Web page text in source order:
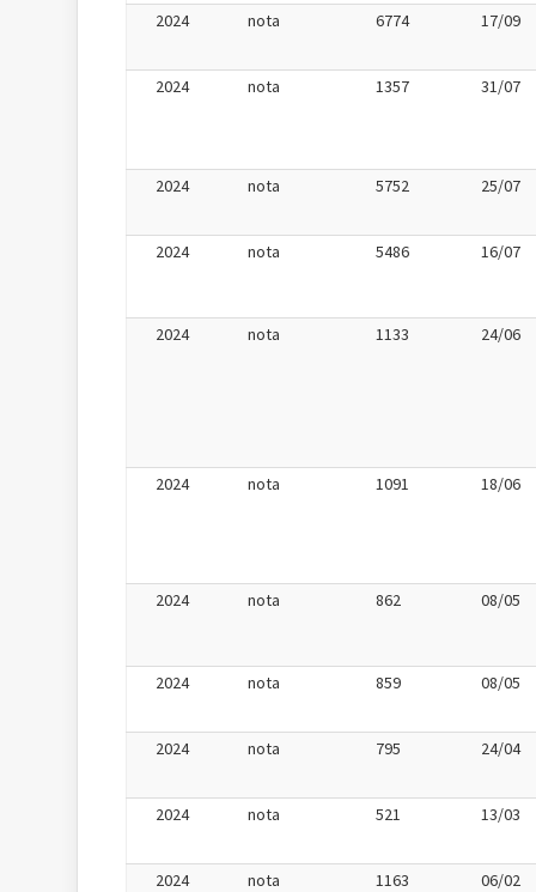
2024 nota 6774 17/09
2024 nota 1357 31/07
2024 nota 5752 25/07
2024 nota 5486 16/07
2024 nota 1133 24/06
2024 nota 1091 18/06
2024 nota 862 08/05
2024 nota 859 08/05
2024 nota 795 24/04
2024 nota 521 13/03
2024 nota 1163 06/02